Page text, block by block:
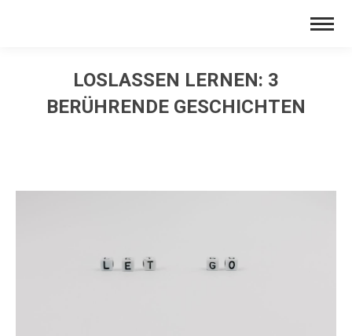
LOSLASSEN LERNEN: 3
BERÜHRENDE GESCHICHTEN